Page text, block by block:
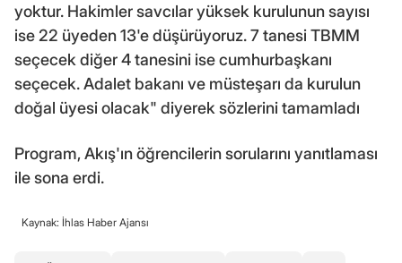
yoktur. Hakimler savcılar yüksek kurulunun sayısı
ise 22 üyeden 13'e düşürüyoruz. 7 tanesi TBMM
seçecek diğer 4 tanesini ise cumhurbaşkanı
seçecek. Adalet bakanı ve müsteşarı da kurulun
doğal üyesi olacak" diyerek sözlerini tamamladı
Program, Akış'ın öğrencilerin sorularını yanıtlaması
ile sona erdi.
Kaynak: İhlas Haber Ajansı